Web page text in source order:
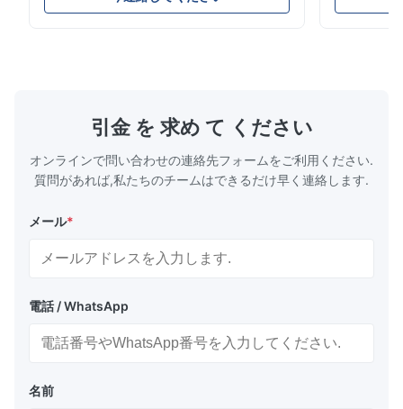
定した冷却性能、エネルギー効率、信頼性の高
ムやコール
引金 を 求め て ください
オンラインで問い合わせの連絡先フォームをご利用ください.
質問があれば,私たちのチームはできるだけ早く連絡します.
メール*
電話 / WhatsApp
名前